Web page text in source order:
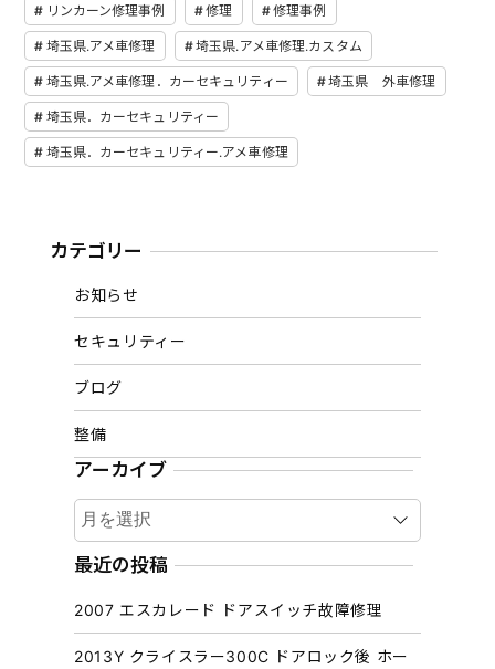
リンカーン修理事例 修理 修理事例
埼玉県.アメ車修理 埼玉県.アメ車修理.カスタム
埼玉県.アメ車修理．カーセキュリティー 埼玉県 外車修理
埼玉県．カーセキュリティー
埼玉県．カーセキュリティー.アメ車修理
カテゴリー
お知らせ
セキュリティー
ブログ
整備
アーカイブ
ア
ー
カ
ブ
最近の投稿
2007 エスカレード ドアスイッチ故障修理
2013Y クライスラー300C ドアロック後 ホー